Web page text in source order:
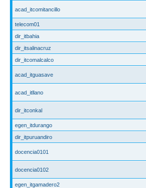
acad_itcomitancillo
telecom01
dir_itbahia
dir_itsalinacruz
dir_itcomalcalco
acad_itguasave
acad_itllano
dir_itconkal
egen_itdurango
dir_itpuruandiro
docencia0101
docencia0102
egen_itgamadero2